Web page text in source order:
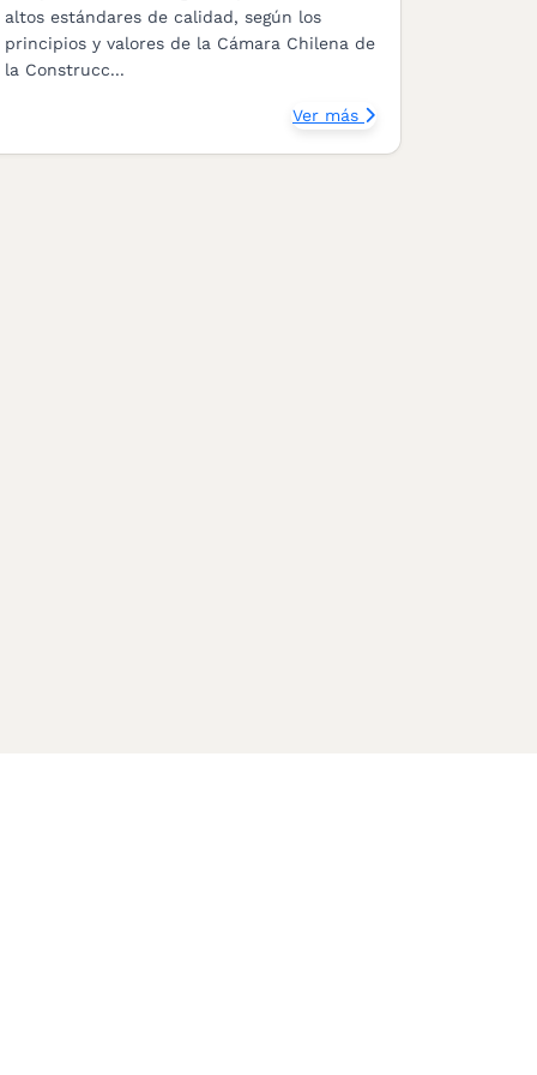
altos estándares de calidad, según los
principios y valores de la Cámara Chilena de
la Construcc...
Ver más